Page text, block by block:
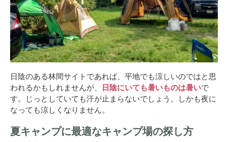
日陰のある林間サイトであれば、平地でも涼しいのではと思
われるかもしれませんが、 日陰にいても暑いものは暑いで
す。じっとしていても汗が止まらないでしょう。しかも夜に
なっても涼しくなりません。
夏キャンプに最適なキャンプ場の探し方